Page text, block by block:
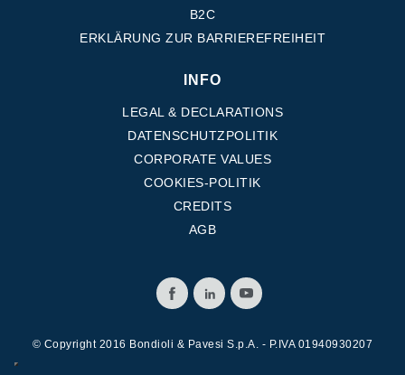
B2C
ERKLÄRUNG ZUR BARRIEREFREIHEIT
INFO
LEGAL & DECLARATIONS
DATENSCHUTZPOLITIK
CORPORATE VALUES
COOKIES-POLITIK
CREDITS
AGB
© Copyright 2016 Bondioli & Pavesi S.p.A. - P.IVA 01940930207